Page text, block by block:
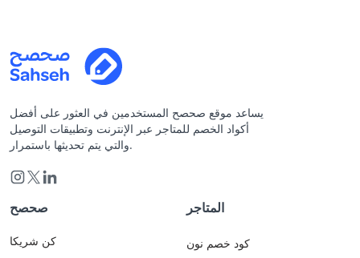
يساعد موقع صحصح المستخدمين في العثور على أفضل
أكواد الخصم للمتاجر عبر الإنترنت وتطبيقات التوصيل
والتي يتم تحديثها باستمرار.
صحصح
كن شريكا
المتاجر
كود خصم نون